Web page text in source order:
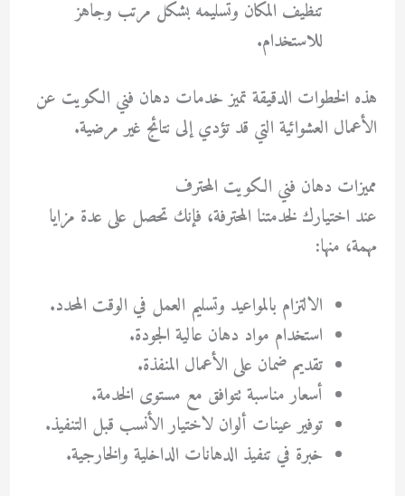
تنظيف المكان وتسليمه بشكل مرتب وجاهز
للاستخدام.
هذه الخطوات الدقيقة تميز خدمات دهان فني الكويت عن
الأعمال العشوائية التي قد تؤدي إلى نتائج غير مرضية.
مميزات دهان فني الكويت المحترف
عند اختيارك لخدمتنا المحترفة، فإنك تحصل على عدة مزايا
مهمة، منها:
الالتزام بالمواعيد وتسليم العمل في الوقت المحدد.
استخدام مواد دهان عالية الجودة.
تقديم ضمان على الأعمال المنفذة.
أسعار مناسبة تتوافق مع مستوى الخدمة.
توفير عينات ألوان لاختيار الأنسب قبل التنفيذ.
خبرة في تنفيذ الدهانات الداخلية والخارجية.